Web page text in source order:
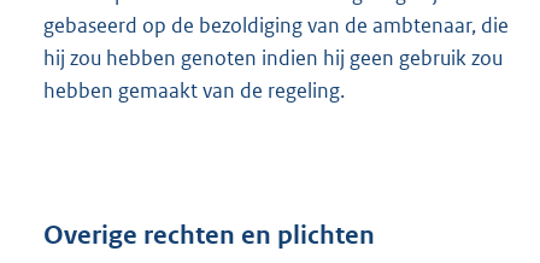
gebaseerd op de bezoldiging van de ambtenaar, die
hij zou hebben genoten indien hij geen gebruik zou
hebben gemaakt van de regeling.
Overige rechten en plichten